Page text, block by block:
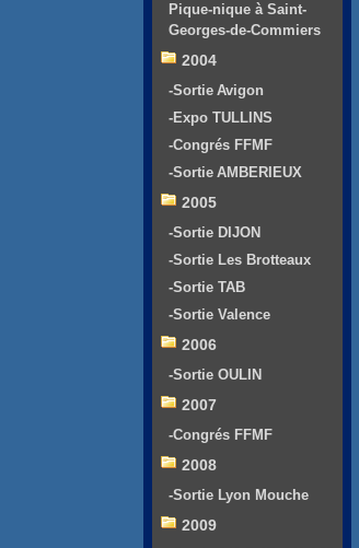
Pique-nique à Saint-
Georges-de-Commiers
2004
-Sortie Avigon
-Expo TULLINS
-Congrés FFMF
-Sortie AMBERIEUX
2005
-Sortie DIJON
-Sortie Les Brotteaux
-Sortie TAB
-Sortie Valence
2006
-Sortie OULIN
2007
-Congrés FFMF
2008
-Sortie Lyon Mouche
2009